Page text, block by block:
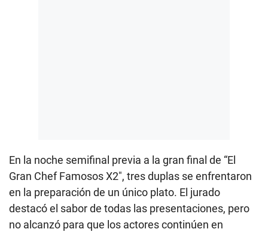
En la noche semifinal previa a la gran final de “El
Gran Chef Famosos X2″, tres duplas se enfrentaron
en la preparación de un único plato. El jurado
destacó el sabor de todas las presentaciones, pero
no alcanzó para que los actores continúen en